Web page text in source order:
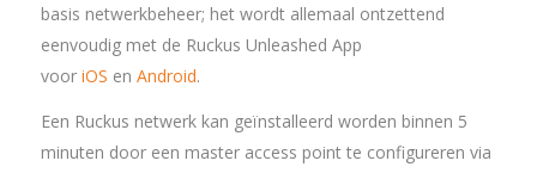
basis netwerkbeheer; het wordt allemaal ontzettend
eenvoudig met de Ruckus Unleashed App
voor iOS en Android.
Een Ruckus netwerk kan geïnstalleerd worden binnen 5
minuten door een master access point te configureren via